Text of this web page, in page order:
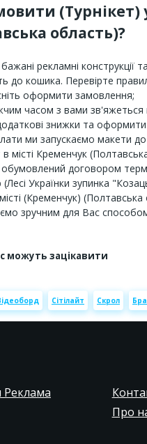
(Турнікет)
область)?
рекламні конструкції
до кошика. Перевірте
оформити замовлення;
часом з вами
знижки та оформити
ми запускаємо макети
в місті Кременчук
обумовлений договором
Українки зупинка
(Кременчук)
зручним для Вас
можуть зацікавити
Сітілайт Скрол
Реклама
Про